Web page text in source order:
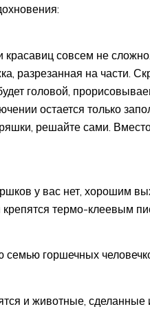
красавиц совсем не
разрезанная на части.
головой,
остается только
решайте сами.
у вас нет, хорошим
термо-клеевым
семью горшечных
и животные, сделанные